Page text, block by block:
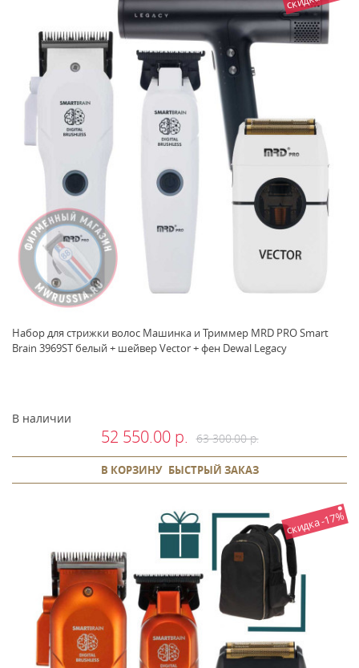
Набор для стрижки волос Машинка и Триммер MRD PRO Smart
Brain 3969ST белый + шейвер Vector + фен Dewal Legacy
В наличии
52 550.00 р. 63 300.00 р.
В КОРЗИНУ БЫСТРЫЙ ЗАКАЗ
скидка -17%